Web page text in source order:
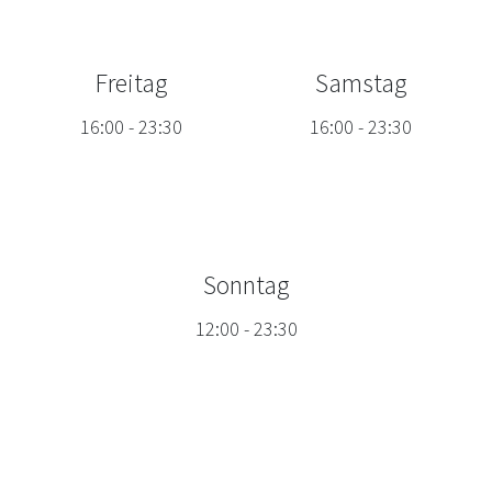
Freitag
16:00 -23:30
Samstag
16:00 -23:30
Sonntag
12:00 -23:30